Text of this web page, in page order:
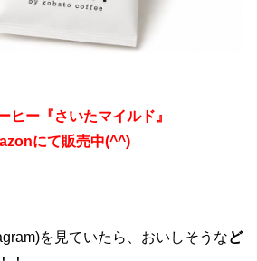
ヒー『さいたマイルド』
にて販売中(^^)
を見ていたら、おいしそうなど